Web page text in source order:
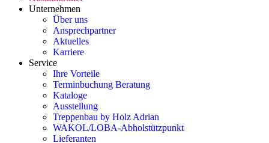
Unternehmen
Über uns
Ansprechpartner
Aktuelles
Karriere
Service
Ihre Vorteile
Terminbuchung Beratung
Kataloge
Ausstellung
Treppenbau by Holz Adrian
WAKOL/LOBA-Abholstützpunkt
Lieferanten